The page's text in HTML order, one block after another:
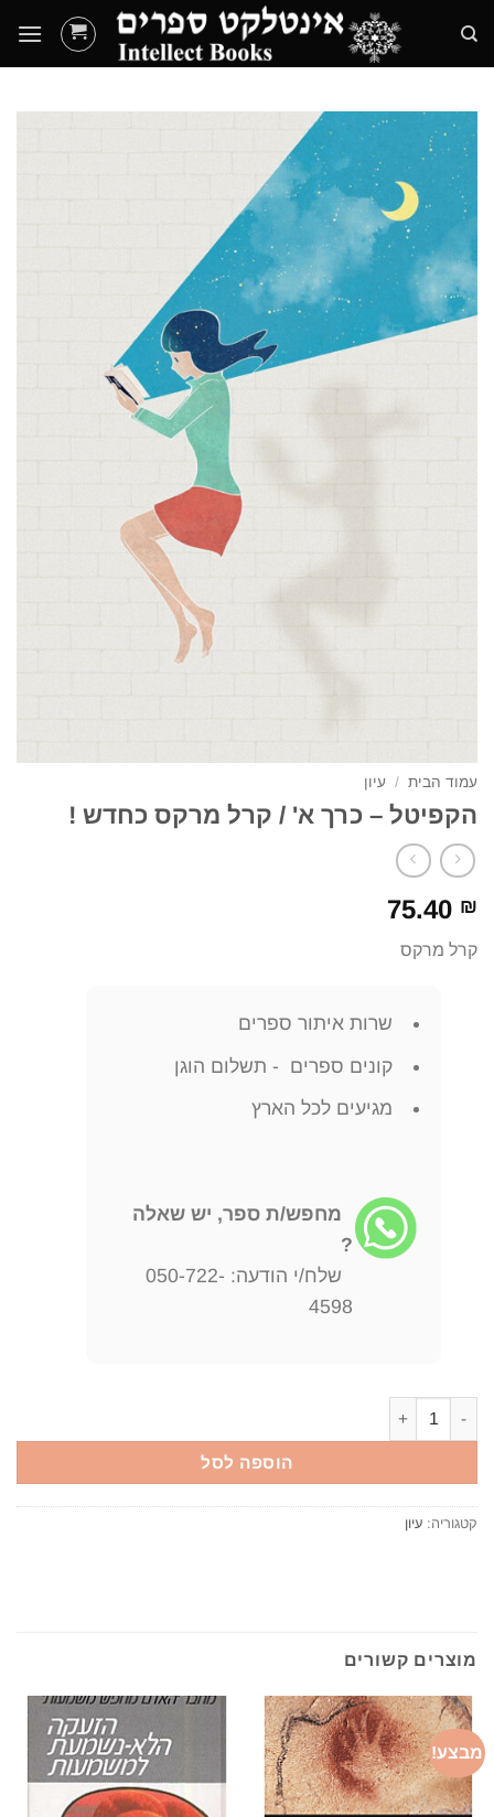
content
עמוד הבית / עיון
הקפיטל – כרך א' / קרל מרקס כחדש !
75.40 ₪
קרל מרקס
שרות איתור ספרים
קונים ספרים - תשלום הוגן
מגיעים לכל הארץ
מחפש/ת ספר, יש שאלה
?
שלח/י הודעה: 050-722-
4598
הוספה לסל
קטגוריה: עיון
מוצרים קשורים
מבצע!